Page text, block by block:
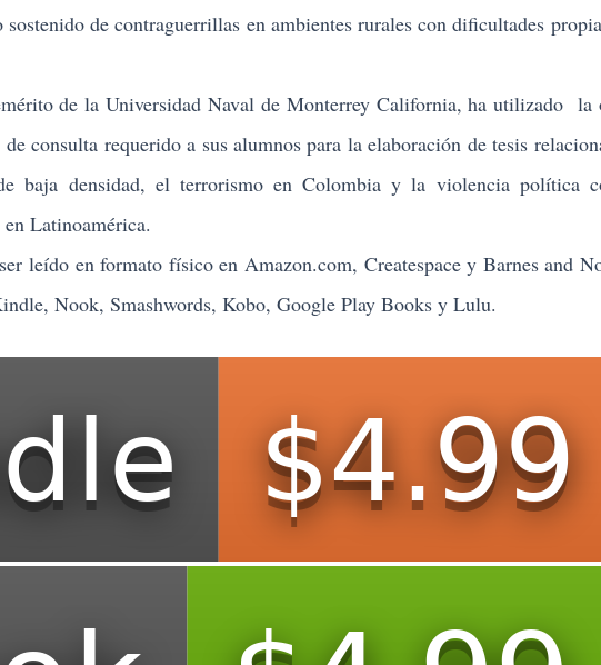
sostenido de contraguerrillas en ambientes rurales con dificultades
de la Universidad Naval de Monterrey California, ha utilizado la
consulta requerido a sus alumnos para la elaboración de tesis
baja densidad, el terrorismo en Colombia y la violencia política
Latinoamérica.
leído en formato físico en Amazon.com, Createspace y Barnes and
Nook, Smashwords, Kobo, Google Play Books y Lulu.